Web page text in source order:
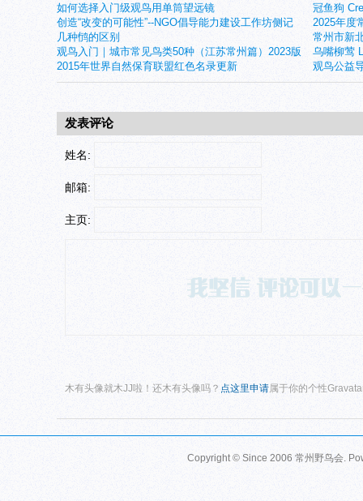
冠鱼狗
2025年度
常州市新
乌嘴柳莺
观鸟公益
如何选择入门级观鸟用单筒望远镜
创造“改变的可能性”--NGO倡导能力建设工作坊侧记
几种鸻的区别
观鸟入门｜城市常见鸟类50种（江苏常州篇）2023版
2015年世界自然保育联盟红色名录更新
发表评论
姓名:
邮箱:
主页:
木有头像就木JJ啦！还木有头像吗？ 点这里申请 属于你的个性
Copyright © Since 2006 常州野鸟会.